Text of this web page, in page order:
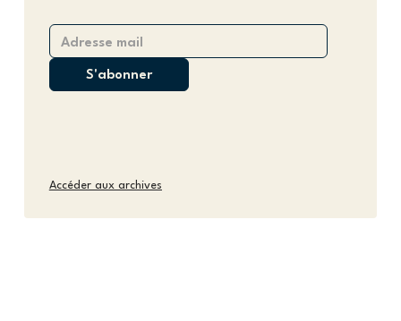
Accéder aux archives